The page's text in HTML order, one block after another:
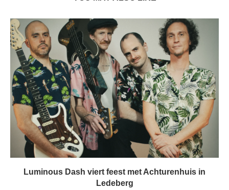
Luminous Dash viert feest met Achturenhuis in
Ledeberg